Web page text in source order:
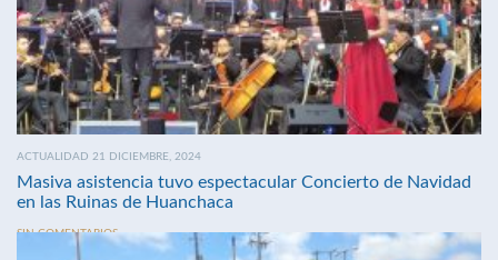
ACTUALIDAD 21 DICIEMBRE, 2024
Masiva asistencia tuvo espectacular Concierto de Navidad
en las Ruinas de Huanchaca
SIN COMENTARIOS